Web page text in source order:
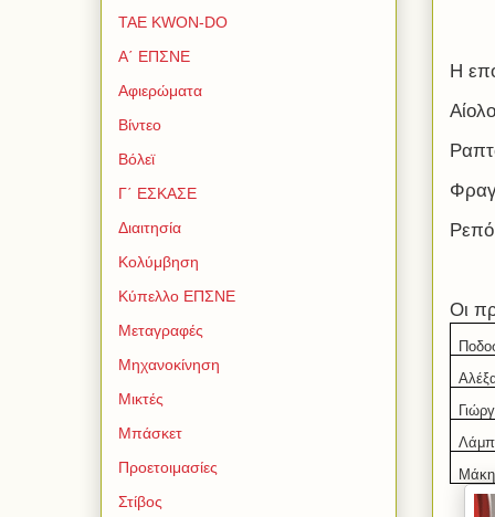
Η
Οι
TAE KWON-DO
Α΄ ΕΠΣΝΕ
Αφιερώματα
Βίντεο
Βόλεϊ
Γ΄ ΕΣΚΑΣΕ
Διαιτησία
Κολύμβηση
Κύπελλο ΕΠΣΝΕ
Μεταγραφές
Μηχανοκίνηση
Μικτές
Μπάσκετ
Προετοιμασίες
Στίβος